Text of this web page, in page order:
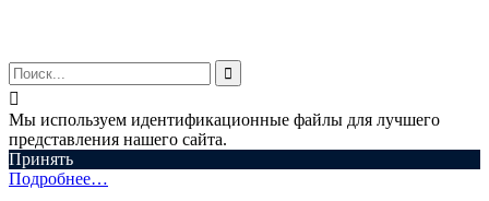


Мы используем идентификационные файлы для лучшего
представления нашего сайта.
Принять
Подробнее…